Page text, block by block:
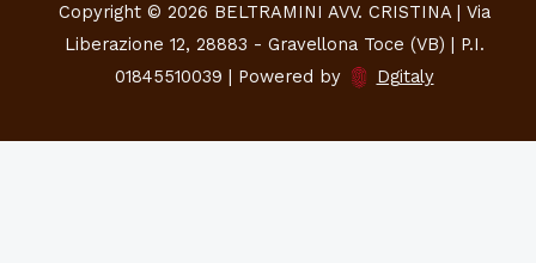
Copyright © 2026 BELTRAMINI AVV. CRISTINA | Via
Liberazione 12, 28883 - Gravellona Toce (VB) | P.I.
01845510039 | Powered by
Dgitaly